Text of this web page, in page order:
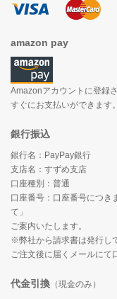
amazon pay
Amazonアカウントに登録
すぐにお支払いができます。
銀行振込
銀行名：PayPay銀行
支店名：すずめ支店
口座種別：普通
口座番号：口座番号につき
て」
ご案内いたします。
※弊社から請求書は発行し
ご注文後に届くメールにて
代金引換 （現金のみ）